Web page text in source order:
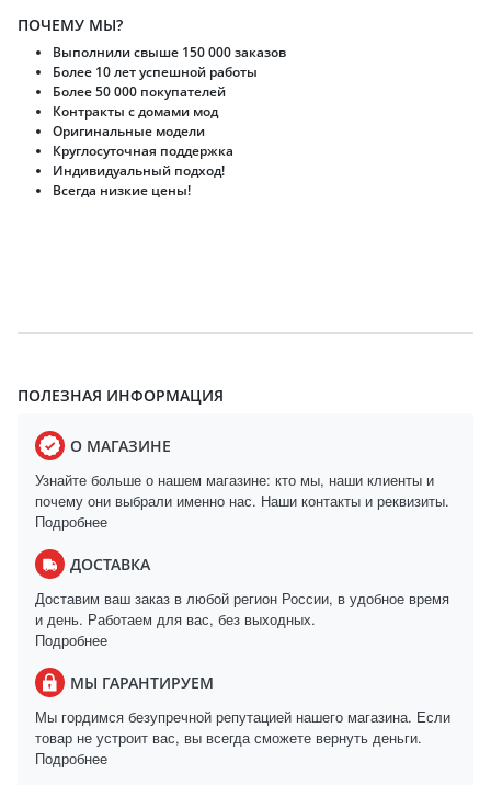
ПОЧЕМУ МЫ?
Выполнили свыше 150 000 заказов
Более 10 лет успешной работы
Более 50 000 покупателей
Контракты с домами мод
Оригинальные модели
Круглосуточная поддержка
Индивидуальный подход!
Всегда низкие цены!
ПОЛЕЗНАЯ ИНФОРМАЦИЯ
О МАГАЗИНЕ
Узнайте больше о нашем магазине: кто мы, наши клиенты и
почему они выбрали именно нас. Наши контакты и реквизиты.
Подробнее
ДОСТАВКА
Доставим ваш заказ в любой регион России, в удобное время
и день. Работаем для вас, без выходных.
Подробнее
МЫ ГАРАНТИРУЕМ
Мы гордимся безупречной репутацией нашего магазина. Если
товар не устроит вас, вы всегда сможете вернуть деньги.
Подробнее